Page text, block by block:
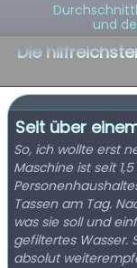
und
Die
Seit über
So, ich wollte erst
Maschine ist seit
Tassen am Tag.
was sie soll und
gefiltertes Wasser. So
absolut